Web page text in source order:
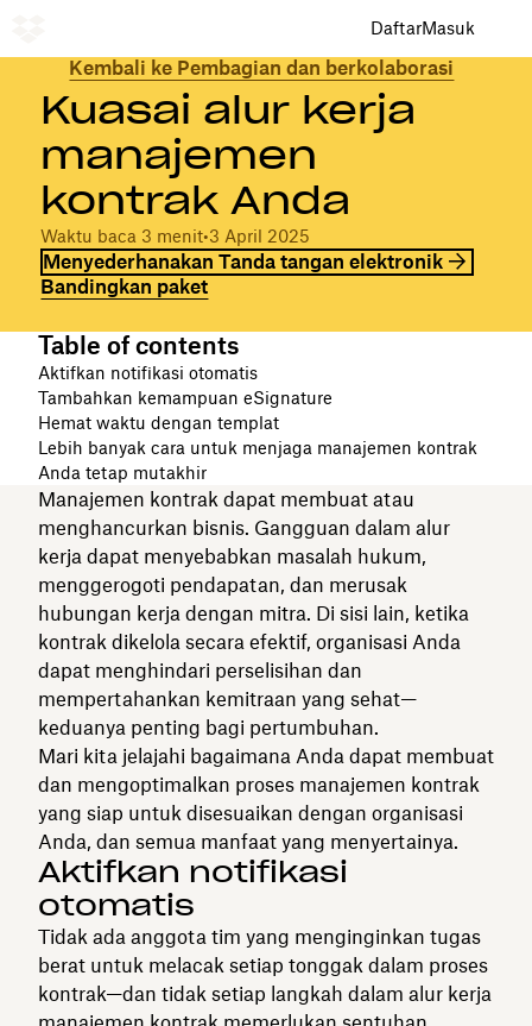
DaftarMasuk
Kembali ke Pembagian dan berkolaborasi
Kuasai alur kerja
manajemen
kontrak Anda
Waktu baca 3 menit•3 April 2025
Menyederhanakan Tanda tangan elektronik
Bandingkan paket
Table of contents
Aktifkan notifikasi otomatis
Tambahkan kemampuan eSignature
Hemat waktu dengan templat
Lebih banyak cara untuk menjaga manajemen kontrak
Anda tetap mutakhir
Manajemen kontrak dapat membuat atau
menghancurkan bisnis. Gangguan dalam alur
kerja dapat menyebabkan masalah hukum,
menggerogoti pendapatan, dan merusak
hubungan kerja dengan mitra. Di sisi lain, ketika
kontrak dikelola secara efektif, organisasi Anda
dapat menghindari perselisihan dan
mempertahankan kemitraan yang sehat—
keduanya penting bagi pertumbuhan.
Mari kita jelajahi bagaimana Anda dapat membuat
dan mengoptimalkan proses manajemen kontrak
yang siap untuk disesuaikan dengan organisasi
Anda, dan semua manfaat yang menyertainya.
Aktifkan notifikasi
otomatis
Tidak ada anggota tim yang menginginkan tugas
berat untuk melacak setiap tonggak dalam proses
kontrak—dan tidak setiap langkah dalam alur kerja